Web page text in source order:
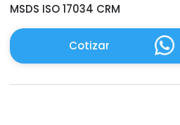
MSDS ISO 17034 CRM
Cotizar